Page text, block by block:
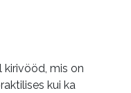
kirivööd, mis on
kui ka